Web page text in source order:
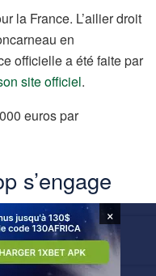
la France. L’ailier droit
en
officielle a été faite par
site officiel.
euros par
s’engage
L’attaquant
Fujairah SC aux
×